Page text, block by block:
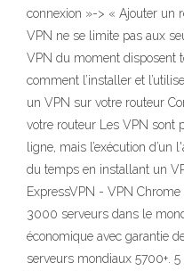
connexion »-> « Ajouter un
VPN ne se limite pas aux
VPN du moment disposent
comment l’installer et
un VPN sur votre routeur
votre routeur Les VPN sont
ligne, mais l’exécution
du temps en installant un
ExpressVPN - VPN
3000 serveurs dans le
économique avec garantie
serveurs mondiaux 5700+.